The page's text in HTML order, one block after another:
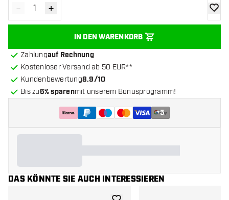
Menge verringern
- Menge erhöhen
+
IN DEN WARENKORB
Zur
Zahlungauf Rechnung
Kostenloser Versand ab 50 EUR**
Kundenbewertung8.9/10
Bis zu6% sparenmit unserem Bonusprogramm!
+5
DAS KÖNNTE SIE AUCH INTERESSIEREN